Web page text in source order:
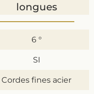
longues
6 °
SI
Cordes fines acier